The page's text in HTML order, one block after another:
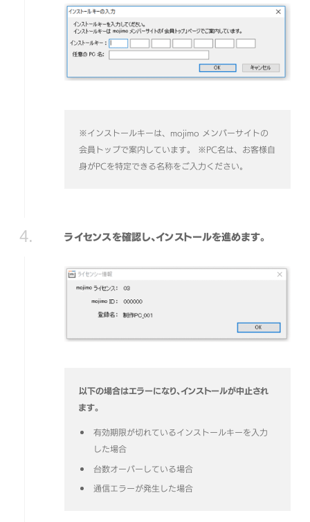
※インストールキーは、mojimo メンバーサイトの
会員トップで案内しています。
※PC名は、お客様自
身がPCを特定できる名称をご入力ください。
ライセンスを確認し、インストールを進めます。
以下の場合はエラーになり、インストールが中止され
ます。
有効期限が切れているインストールキーを入力
した場合
台数オーバーしている場合
通信エラーが発生した場合